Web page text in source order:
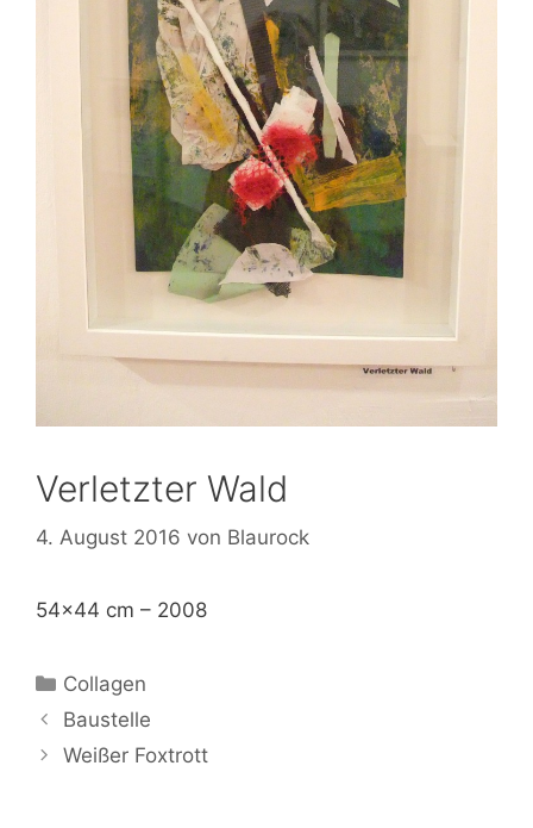
Verletzter Wald
4. August 2016 von Blaurock
54×44 cm – 2008
Kategorien
Collagen
Baustelle
Weißer Foxtrott